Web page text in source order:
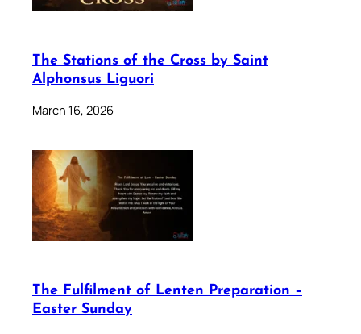
The Stations of the Cross by Saint
Alphonsus Liguori
March 16, 2026
The Fulfilment of Lenten Preparation –
Easter Sunday